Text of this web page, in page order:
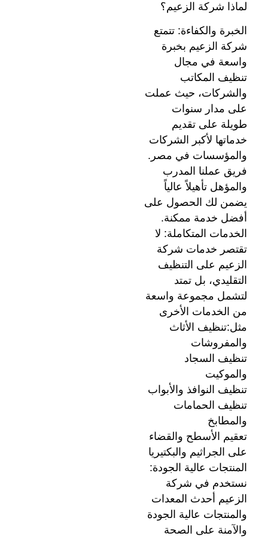
لماذا شركة الزعيم؟
الخبرة والكفاءة: تتمتع
شركة الزعيم بخبرة
واسعة في مجال
تنظيف المكاتب
والشركات، حيث عملت
على مدار سنوات
طويلة على تقديم
خدماتها لأكبر الشركات
والمؤسسات في مصر.
فريق عملنا المدرب
والمؤهل تأهيلاً عالياً
يضمن لك الحصول على
أفضل خدمة ممكنة.
الخدمات المتكاملة: لا
تقتصر خدمات شركة
الزعيم على التنظيف
التقليدي، بل تمتد
لتشمل مجموعة واسعة
من الخدمات الأخرى
مثل:تنظيف الأثاث
والمفروشات
تنظيف السجاد
والموكيت
تنظيف النوافذ والأبواب
تنظيف الحمامات
والمطابخ
تعقيم الأسطح والقضاء
على الجراثيم والبكتيريا
المنتجات عالية الجودة:
نستخدم في شركة
الزعيم أحدث المعدات
والمنتجات عالية الجودة
والآمنة على الصحة